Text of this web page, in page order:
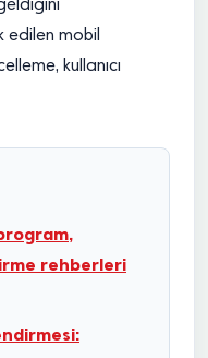
edilen mobil
kullanıcı
rehberleri